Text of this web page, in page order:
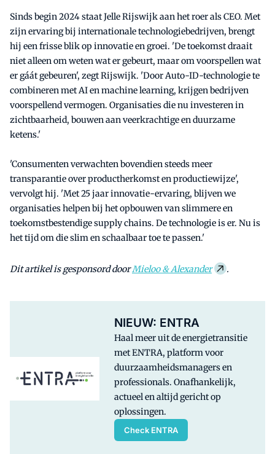
Sinds begin 2024 staat Jelle Rijswijk aan het roer als CEO. Met
zijn ervaring bij internationale technologiebedrijven, brengt
hij een frisse blik op innovatie en groei. 'De toekomst draait
niet alleen om weten wat er gebeurt, maar om voorspellen wat
er gáát gebeuren', zegt Rijswijk. 'Door Auto-ID-technologie te
combineren met AI en machine learning, krijgen bedrijven
voorspellend vermogen. Organisaties die nu investeren in
zichtbaarheid, bouwen aan veerkrachtige en duurzame
ketens.'
'Consumenten verwachten bovendien steeds meer
transparantie over productherkomst en productiewijze',
vervolgt hij. 'Met 25 jaar innovatie-ervaring, blijven we
organisaties helpen bij het opbouwen van slimmere en
toekomstbestendige supply chains. De technologie is er. Nu is
het tijd om die slim en schaalbaar toe te passen.'
Dit artikel is gesponsord doorMieloo & Alexander .
NIEUW: ENTRA
Haal meer uit de energietransitie
met ENTRA, platform voor
duurzaamheidsmanagers en
professionals. Onafhankelijk,
actueel en altijd gericht op
oplossingen.
Check ENTRA